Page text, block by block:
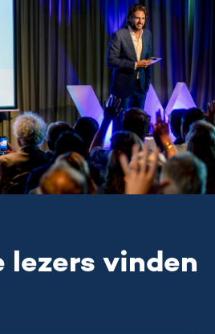
lezers vinden